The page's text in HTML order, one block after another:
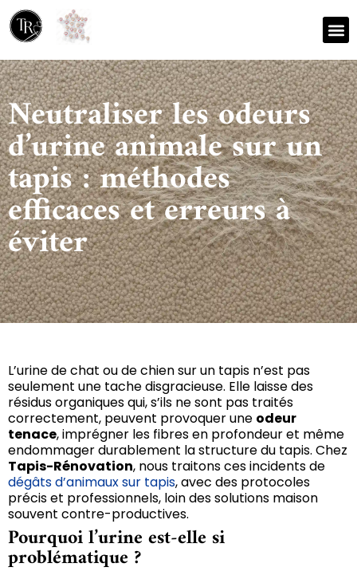
Neutraliser les odeurs
d’urine animale sur un
tapis : méthodes
efficaces et erreurs à
éviter
L’urine de chat ou de chien sur un tapis n’est pas
seulement une tache disgracieuse. Elle laisse des
résidus organiques qui, s’ils ne sont pas traités
correctement, peuvent provoquer une odeur
tenace, imprégner les fibres en profondeur et même
endommager durablement la structure du tapis. Chez
Tapis-Rénovation, nous traitons ces incidents de
dégâts d’animaux sur tapis, avec des protocoles
précis et professionnels, loin des solutions maison
souvent contre-productives.
Pourquoi l’urine est-elle si
problématique ?